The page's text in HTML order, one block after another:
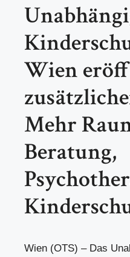
Wien
Mehr
Beratung,
Wien (OTS) – Das